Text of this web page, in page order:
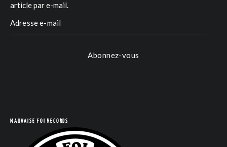
article par e-mail.
Abonnez-vous
MAUVAISE FOI RECORDS